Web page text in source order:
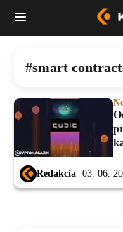
smart
Redakcia 03. 06.